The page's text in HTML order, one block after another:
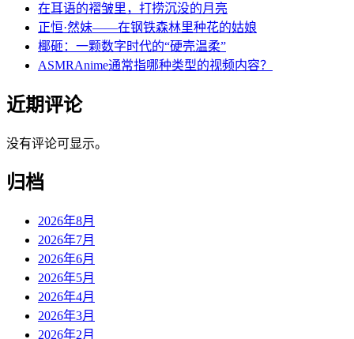
在耳语的褶皱里，打捞沉没的月亮
正恒·然妹——在钢铁森林里种花的姑娘
椰砸：一颗数字时代的“硬壳温柔”
ASMRAnime通常指哪种类型的视频内容？
近期评论
没有评论可显示。
归档
2026年8月
2026年7月
2026年6月
2026年5月
2026年4月
2026年3月
2026年2月